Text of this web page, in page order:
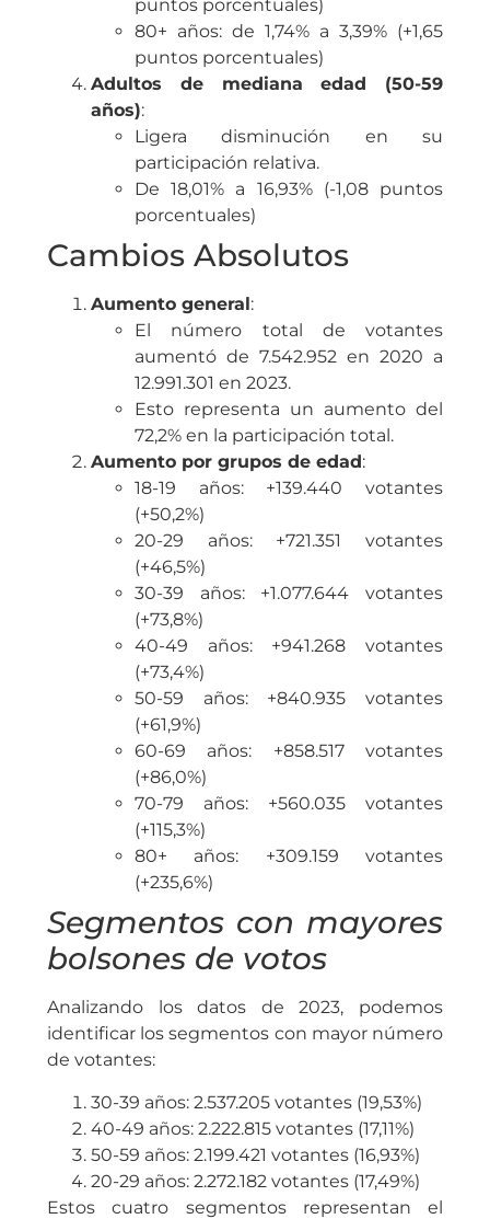
puntos porcentuales)
80+ años: de 1,74% a 3,39% (+1,65
puntos porcentuales)
Adultos de mediana edad (50-59
años):
Ligera disminución en su
participación relativa.
De 18,01% a 16,93% (-1,08 puntos
porcentuales)
Cambios Absolutos
Aumento general:
El número total de votantes
aumentó de 7.542.952 en 2020 a
12.991.301 en 2023.
Esto representa un aumento del
72,2% en la participación total.
Aumento por grupos de edad:
18-19 años: +139.440 votantes
(+50,2%)
20-29 años: +721.351 votantes
(+46,5%)
30-39 años: +1.077.644 votantes
(+73,8%)
40-49 años: +941.268 votantes
(+73,4%)
50-59 años: +840.935 votantes
(+61,9%)
60-69 años: +858.517 votantes
(+86,0%)
70-79 años: +560.035 votantes
(+115,3%)
80+ años: +309.159 votantes
(+235,6%)
Segmentos con mayores
bolsones de votos
Analizando los datos de 2023, podemos
identificar los segmentos con mayor número
de votantes:
30-39 años: 2.537.205 votantes (19,53%)
40-49 años: 2.222.815 votantes (17,11%)
50-59 años: 2.199.421 votantes (16,93%)
20-29 años: 2.272.182 votantes (17,49%)
Estos cuatro segmentos representan el